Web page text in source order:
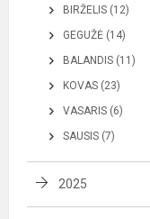
BIRŽELIS (12)
GEGUŽĖ (14)
BALANDIS (11)
KOVAS (23)
VASARIS (6)
SAUSIS (7)
2025